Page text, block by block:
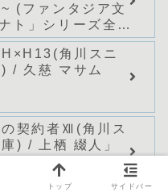
(ファンタジア文
ト」シリーズ全巻
感想
H×H13(角川スニ
/ 久慈 マサム
の契約者Ⅻ(角川ス
) / 上栖 綴人」
トップ サイドバー